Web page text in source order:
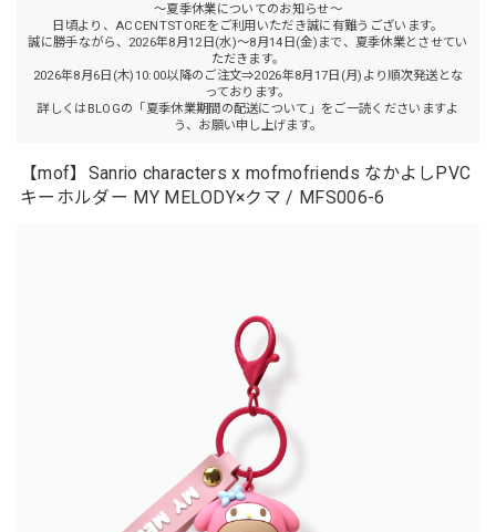
～夏季休業についてのお知らせ～
日頃より、ACCENTSTOREをご利用いただき誠に有難うございます。
誠に勝手ながら、2026年8月12日(水)～8月14日(金)まで、夏季休業とさせてい
ただきます。
2026年8月6日(木)10:00以降のご注文⇒2026年8月17日(月)より順次発送とな
っております。
詳しくはBLOGの「夏季休業期間の配送について」をご一読くださいますよ
う、お願い申し上げます。
【mof】Sanrio characters x mofmofriends なかよしPVC
キーホルダー MY MELODY×クマ / MFS006-6